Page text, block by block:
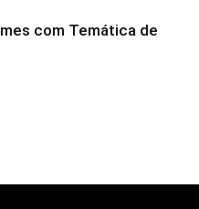
com Temática de